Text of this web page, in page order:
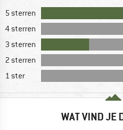
5 sterren
4 sterren
3 sterren
2 sterren
1 ster
WAT VIND JE